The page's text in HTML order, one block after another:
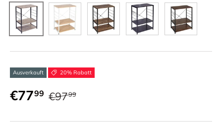
Rustikales Holz
Eiche Vintage-Braun
Schwarz Dunkelbraun
Ausverkauft 20% Rabatt
€7799 €9799